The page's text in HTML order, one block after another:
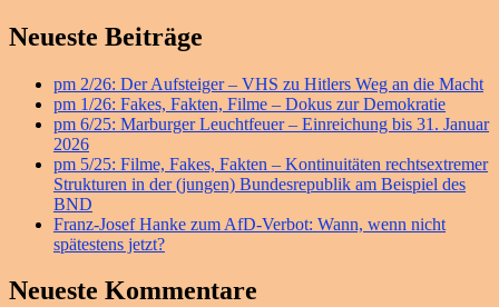
Primärer
Widget-
Bereich
Neueste Beiträge
pm 2/26: Der Aufsteiger – VHS zu Hitlers Weg an die Macht
pm 1/26: Fakes, Fakten, Filme – Dokus zur Demokratie
pm 6/25: Marburger Leuchtfeuer – Einreichung bis 31. Januar
2026
pm 5/25: Filme, Fakes, Fakten – Kontinuitäten rechtsextremer
Strukturen in der (jungen) Bundesrepublik am Beispiel des
BND
Franz-Josef Hanke zum AfD-Verbot: Wann, wenn nicht
spätestens jetzt?
Neueste Kommentare